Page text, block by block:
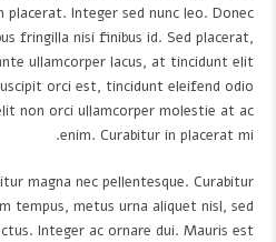
Integer sed nunc leo. Donec
fringilla nisi finibus id. Sed placerat,
ullamcorper lacus, at tincidunt elit
orci est, tincidunt eleifend odio
non orci ullamcorper molestie at ac
enim. Curabitur in placerat mi.
magna nec pellentesque. Curabitur
tempus, metus urna aliquet nisl, sed
Integer ac ornare dui. Mauris est